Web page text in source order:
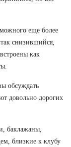
еще более
снизившийся,
как
обсуждать
довольно дорогих
баклажаны,
близкие к клубу